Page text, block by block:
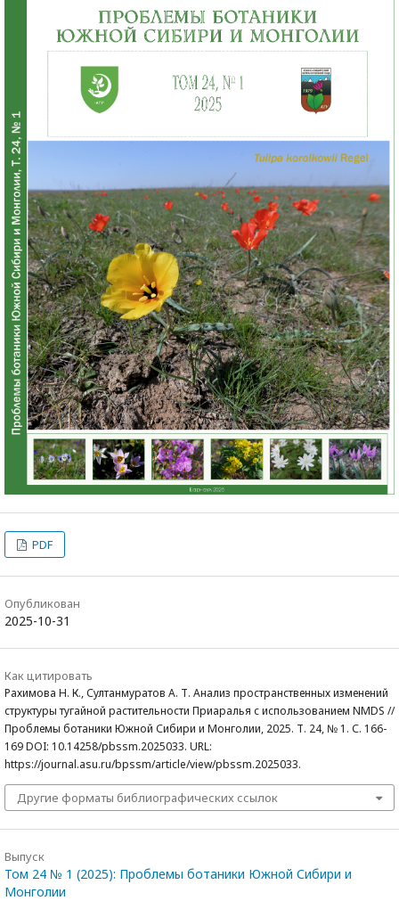
PDF
Опубликован
2025-10-31
Как цитировать
Рахимова Н. К., Султанмуратов А. Т. Анализ пространственных изменений
структуры тугайной растительности Приаралья с использованием NMDS //
Проблемы ботаники Южной Сибири и Монголии, 2025. Т. 24, № 1. С. 166-
169 DOI: 10.14258/pbssm.2025033. URL:
https://journal.asu.ru/bpssm/article/view/pbssm.2025033.
Другие форматы библиографических ссылок
Выпуск
Том 24 № 1 (2025): Проблемы ботаники Южной Сибири и
Монголии